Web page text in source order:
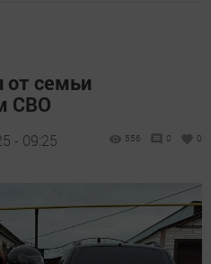
семьи
СВО
- 09:25 556 0 0